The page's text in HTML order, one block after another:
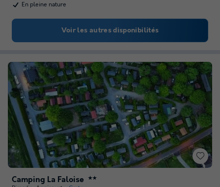
En pleine nature
Voir les autres disponibilités
Camping La Faloise ★★